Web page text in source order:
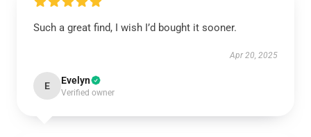
Such a great find, I wish I’d bought it sooner.
Apr 20, 2025
E Evelyn
Verified owner